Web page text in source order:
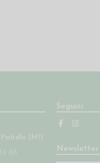
Pioltello (MI)
68
Seguici
Newsletter